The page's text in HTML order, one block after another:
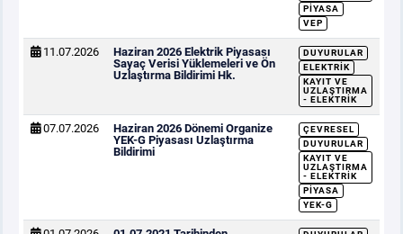
PIYASA
VEP
11.07.2026
Haziran 2026 Elektrik Piyasası
Sayaç Verisi Yüklemeleri ve Ön
Uzlaştırma Bildirimi Hk.
DUYURULAR
ELEKTRIK
KAYIT VE
UZLAŞTIRMA
- ELEKTRIK
07.07.2026
Haziran 2026 Dönemi Organize
YEK-G Piyasası Uzlaştırma
Bildirimi
ÇEVRESEL
DUYURULAR
KAYIT VE
UZLAŞTIRMA
- ELEKTRIK
PIYASA
YEK-G